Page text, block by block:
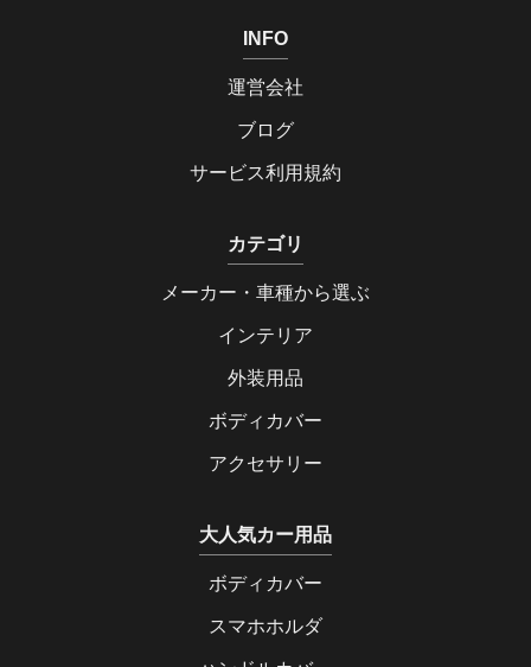
INFO
運営会社
ブログ
サービス利用規約
カテゴリ
メーカー・車種から選ぶ
インテリア
外装用品
ボディカバー
アクセサリー
大人気カー用品
ボディカバー
スマホホルダ